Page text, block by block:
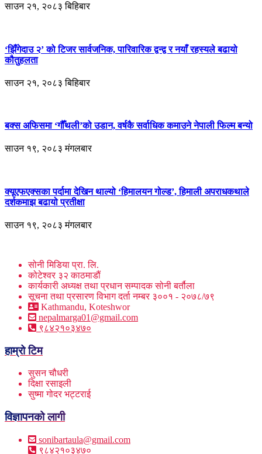
साउन २१, २०८३ बिहिबार
‘झिँगेदाउ २’ को टिजर सार्वजनिक, पारिवारिक द्वन्द्व र नयाँ रहस्यले बढायो
कौतुहलता
साउन २१, २०८३ बिहिबार
बक्स अफिसमा ‘गौँथली’को उडान, वर्षकै सर्वाधिक कमाउने नेपाली फिल्म बन्यो
साउन १९, २०८३ मंगलबार
क्यूएफएक्सका पर्दामा देखिन थाल्यो ‘हिमालयन गोल्ड’, हिमाली अपराधकथाले
दर्शकमाझ बढायो प्रतीक्षा
साउन १९, २०८३ मंगलबार
सोनी मिडिया प्रा. लि.
कोटेश्वर ३२ काठमाडौं
कार्यकारी अध्यक्ष तथा प्रधान सम्पादक सोनी बर्तौला
सूचना तथा प्रसारण विभाग दर्ता नम्बर ३००१ - २०७८/७९
Kathmandu, Koteshwor
nepalmarga01@gmail.com
९८४२१०३४७०
हाम्रो टिम
सुसन चौधरी
दिक्षा रसाइली
सुष्मा गोदर भट्टराई
विज्ञापनको लागी
sonibartaula@gmail.com
९८४२१०३४७०